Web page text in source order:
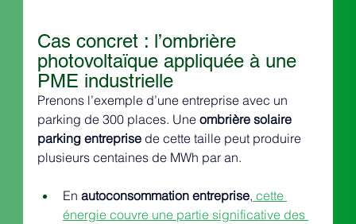
Cas concret : l’ombrière
photovoltaïque appliquée à une
PME industrielle
Prenons l’exemple d’une entreprise avec un
parking de 300 places. Une ombrière solaire
parking entreprise de cette taille peut produire
plusieurs centaines de MWh par an.
En autoconsommation entreprise, cette
énergie couvre une partie significative des